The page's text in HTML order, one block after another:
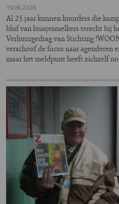
19.06.2026
Al 25 jaar kunnen huurders die
bluf van huisjesmelkers terecht bij
Verhuurgedrag van Stichting
verschoof de focus naar agenderen
maar het meldpunt heeft zichzelf